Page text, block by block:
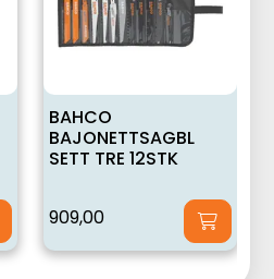
BAHCO
BAJONETTSAGBL
SETT TRE 12STK
909,00